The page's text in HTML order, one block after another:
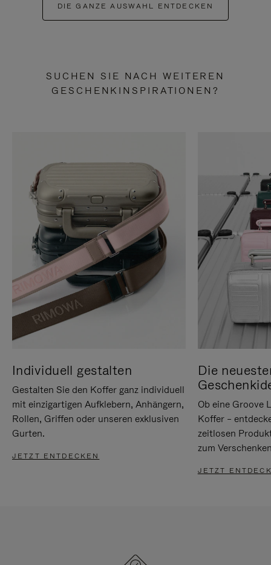
DIE GANZE AUSWAHL ENTDECKEN
SUCHEN SIE NACH WEITEREN
GESCHENKINSPIRATIONEN?
Individuell gestalten
Gestalten Sie den Koffer ganz individuell
mit einzigartigen Aufklebern, Anhängern,
Rollen, Griffen oder unseren exklusiven
Gurten.
JETZT ENTDECKEN
Die
Ob eine Groove
Koffer –
zeitlosen
zum
JETZT